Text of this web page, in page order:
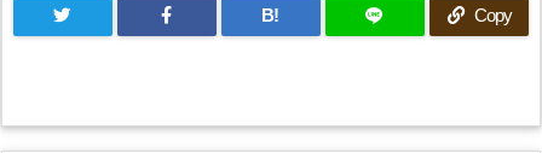
B! Copy